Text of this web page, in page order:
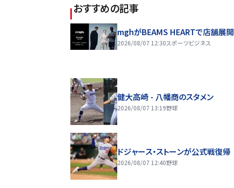
おすすめの記事
mghがBEAMS HEARTで店舗展開
2026/08/07 12:30スポーツビジネス
健大高崎 - 八幡商のスタメン
2026/08/07 13:19野球
ドジャース・ストーンが公式戦復帰
2026/08/07 12:40野球